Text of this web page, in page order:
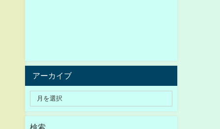
アーカイブ
検索